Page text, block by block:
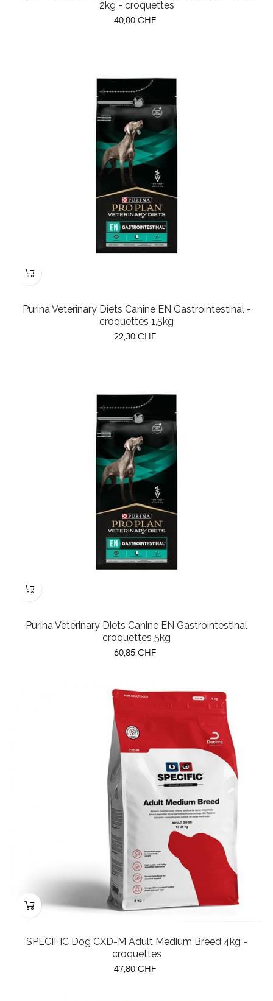
2kg - croquettes
Prix
40,00 CHF
Purina Veterinary Diets Canine EN Gastrointestinal -
croquettes 1,5kg
Prix
22,30 CHF
Purina Veterinary Diets Canine EN Gastrointestinal
croquettes 5kg
Prix
60,85 CHF
SPECIFIC Dog CXD-M Adult Medium Breed 4kg -
croquettes
Prix
47,80 CHF